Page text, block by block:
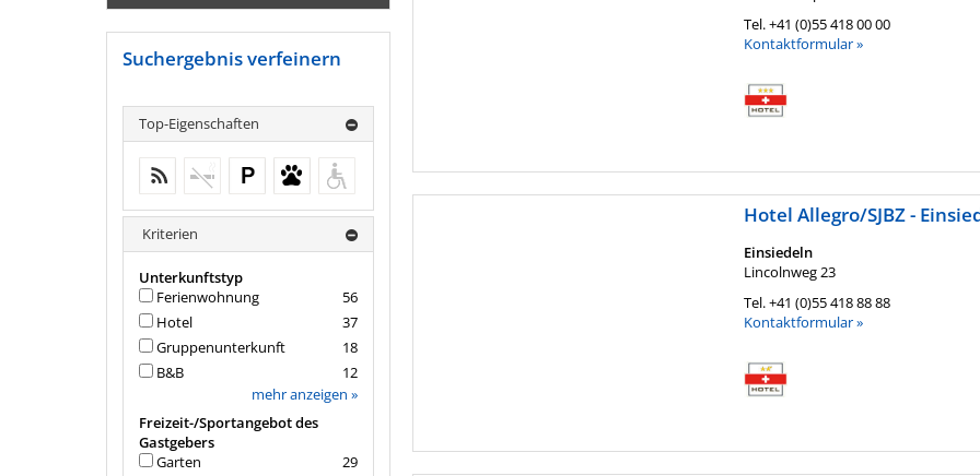
Tel.+41 (0)55 418 00 00
Kontaktformular »
Hotel Allegro/SJBZ -
Einsiedeln
Lincolnweg 23
Tel.+41 (0)55 418 88 88
Kontaktformular »
Suchergebnis verfeinern
Top-Eigenschaften
keine weiteren Treffer
ParkplatzHaustiere erlaubt
keine
weiteren
Treffer
Kriterien
Unterkunftstyp
56
Ferienwohnung
37
Hotel
18
Gruppenunterkunft
12
B&B
mehr anzeigen »
Freizeit-/Sportangebot des
Gastgebers
29
Garten